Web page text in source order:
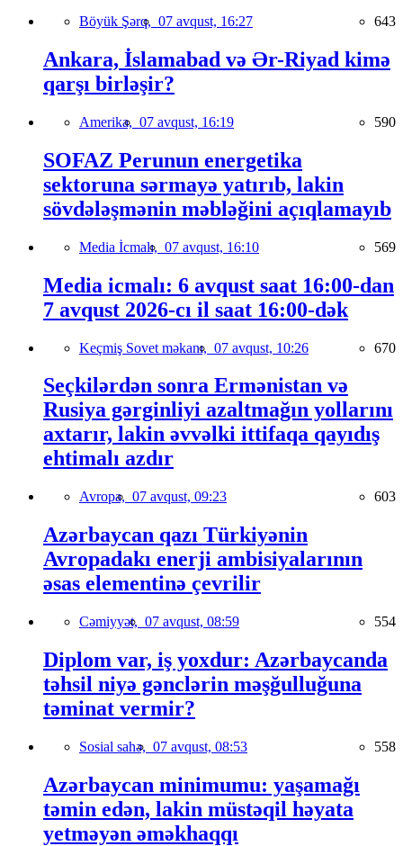
Böyük Şərq, 07 avqust, 16:27 643
Ankara, İslamabad və Ər-Riyad kimə
qarşı birləşir?
Amerika, 07 avqust, 16:19 590
SOFAZ Perunun energetika
sektoruna sərmayə yatırıb, lakin
sövdələşmənin məbləğini açıqlamayıb
Media İcmalı, 07 avqust, 16:10 569
Media icmalı: 6 avqust saat 16:00-dan
7 avqust 2026-cı il saat 16:00-dək
Keçmiş Sovet məkanı, 07 avqust, 10:26 670
Seçkilərdən sonra Ermənistan və
Rusiya gərginliyi azaltmağın yollarını
axtarır, lakin əvvəlki ittifaqa qayıdış
ehtimalı azdır
Avropa, 07 avqust, 09:23 603
Azərbaycan qazı Türkiyənin
Avropadakı enerji ambisiyalarının
əsas elementinə çevrilir
Cəmiyyət, 07 avqust, 08:59 554
Diplom var, iş yoxdur: Azərbaycanda
təhsil niyə gənclərin məşğulluğuna
təminat vermir?
Sosial sahə, 07 avqust, 08:53 558
Azərbaycan minimumu: yaşamağı
təmin edən, lakin müstəqil həyata
yetməyən əməkhaqqı